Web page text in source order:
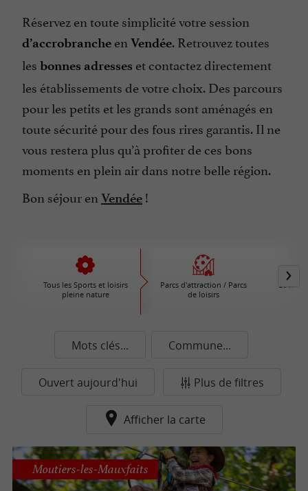
Réservez en toute simplicité votre session
d’accrobranche en Vendée. Retrouvez toutes
les bonnes adresses et contactez directement
les établissements de votre choix. Des parcours
pour les petits et les grands sont aménagés en
toute sécurité pour des fous rires garantis. Il ne
vous restera plus qu’à profiter de ces bons
moments en plein air dans notre belle région.
Bon séjour en Vendée !
Tous les Sports et loisirs
pleine nature
Parcs d'attraction / Parcs
de loisirs
Mots clés... Commune...
Ouvert aujourd'hui Plus de filtres
Afficher la carte
Moutiers-les-Mauxfaits